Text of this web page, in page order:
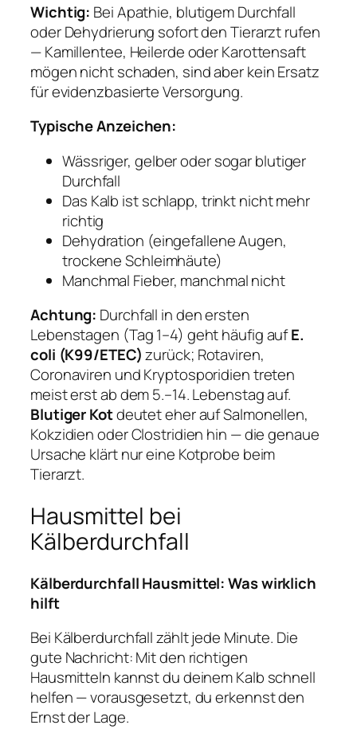
Wichtig: Bei Apathie, blutigem Durchfall
oder Dehydrierung sofort den Tierarzt rufen
— Kamillentee, Heilerde oder Karottensaft
mögen nicht schaden, sind aber kein Ersatz
für evidenzbasierte Versorgung.
Typische Anzeichen:
Wässriger, gelber oder sogar blutiger
Durchfall
Das Kalb ist schlapp, trinkt nicht mehr
richtig
Dehydration (eingefallene Augen,
trockene Schleimhäute)
Manchmal Fieber, manchmal nicht
Achtung: Durchfall in den ersten
Lebenstagen (Tag 1–4) geht häufig aufE.
coli (K99/ETEC)zurück; Rotaviren,
Coronaviren und Kryptosporidien treten
meist erst ab dem 5.–14. Lebenstag auf.
Blutiger Kotdeutet eher auf Salmonellen,
Kokzidien oder Clostridien hin — die genaue
Ursache klärt nur eine Kotprobe beim
Tierarzt.
Hausmittel bei
Kälberdurchfall
Kälberdurchfall Hausmittel: Was wirklich
hilft
Bei Kälberdurchfall zählt jede Minute. Die
gute Nachricht: Mit den richtigen
Hausmitteln kannst du deinem Kalb schnell
helfen — vorausgesetzt, du erkennst den
Ernst der Lage.